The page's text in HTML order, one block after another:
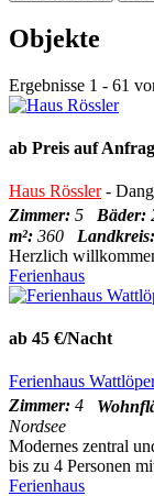
Objekte
Ergebnisse 1 - 61
ab Preis auf
Haus Rössler-
Zimmer: 5 Bäder:
m²: 360 Landkreis:
Herzlich
Ferienhaus
ab 45 €/Nacht
Ferienhaus
Zimmer: 4
Nordsee
Modernes zentral
bis zu 4 Personen
Ferienhaus